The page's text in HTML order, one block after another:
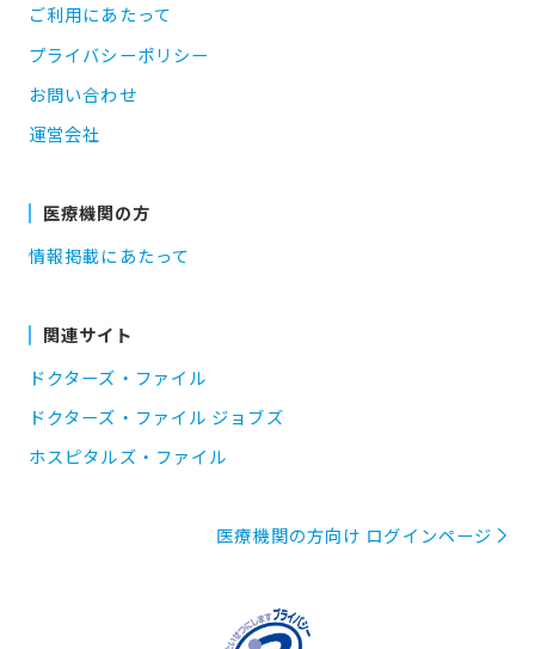
ご利用にあたって
プライバシーポリシー
お問い合わせ
運営会社
医療機関の方
情報掲載にあたって
関連サイト
ドクターズ・ファイル
ドクターズ・ファイル ジョブズ
ホスピタルズ・ファイル
医療機関の方向け ログインページ